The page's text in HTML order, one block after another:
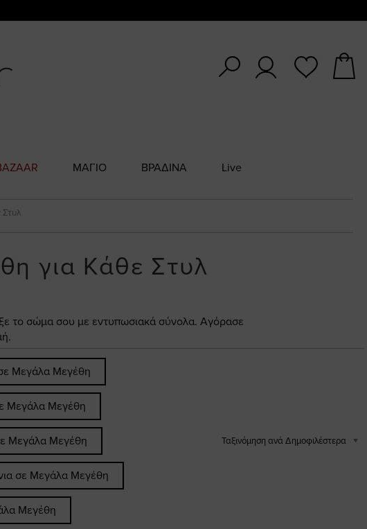
ΜΑΓΙΟ ΒΡΑΔΙΝΑ Live
Στυλ
για Κάθε Στυλ
το σώμα σου με εντυπωσιακά σύνολα. Αγόρασε
Μεγάλα Μεγέθη
Μεγάλα Μεγέθη
Μεγάλα Μεγέθη
σε Μεγάλα Μεγέθη
Μεγέθη
Ταξινόμηση ανά Δημοφιλέστερα